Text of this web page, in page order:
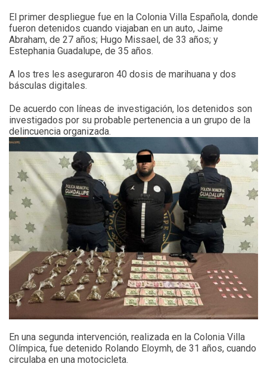
El primer despliegue fue en la Colonia Villa Española, donde
fueron detenidos cuando viajaban en un auto, Jaime
Abraham, de 27 años; Hugo Missael, de 33 años; y
Estephania Guadalupe, de 35 años.
A los tres les aseguraron 40 dosis de marihuana y dos
básculas digitales.
De acuerdo con líneas de investigación, los detenidos son
investigados por su probable pertenencia a un grupo de la
delincuencia organizada.
En una segunda intervención, realizada en la Colonia Villa
Olímpica, fue detenido Rolando Eloymh, de 31 años, cuando
circulaba en una motocicleta.